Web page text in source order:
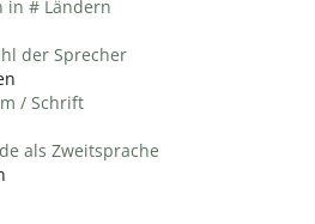
in # Ländern
der Sprecher
/ Schrift
als Zweitsprache